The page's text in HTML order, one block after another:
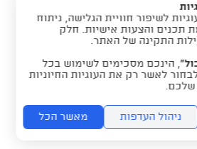
לשיפור חוויית הגלישה, ניתוח
תכנים והצעות אישיות. חלק
התקינה של האתר.
, הינכם מסכימים לשימוש בכל
לבחור לאשר רק את העוגיות החיוניות
שלכם.
ניהול העדפות מאשר הכל